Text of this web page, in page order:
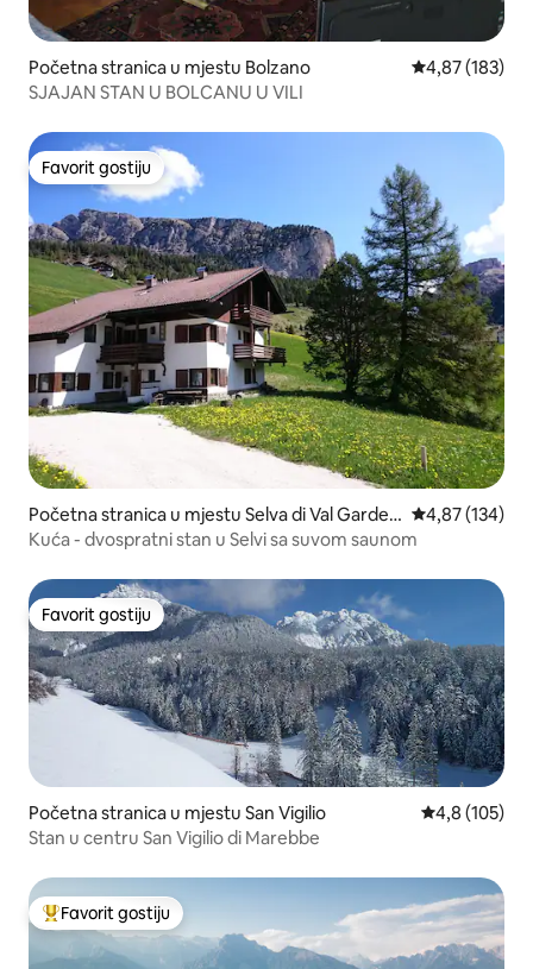
Početna stranica u mjestu Bolzano prosječna
4,87 (183)
SJAJAN STAN U BOLCANU U VILI
Favorit gostiju
Favorit gostiju
Početna stranica u mjestu Selva di Val Garden
a
prosječna
4,87 (134)
Kuća - dvospratni stan u Selvi sa suvom saunom
Favorit gostiju
Favorit gostiju
Početna stranica u mjestu San Vigilio prosječna
4,8 (105)
Stan u centru San Vigilio di Marebbe
Glavni favorit gostiju
Favorit gostiju